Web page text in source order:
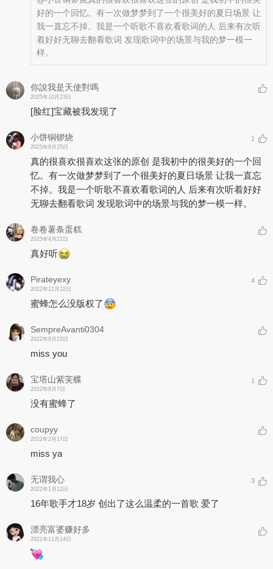
好的一个回忆。有一次做梦梦到了一个很美好的夏日场景 让
我一直忘不掉。我是一个听歌不喜欢看歌词的人 后来有次听
着好好无聊去翻看歌词 发现歌词中的场景与我的梦一模一
样。
你說我是天使對嗎
2025年10月23日
[脸红]宝藏被我发现了
小饼铜锣烧
2025年8月25日
1
真的很喜欢很喜欢这张的原创 是我初中的很美好的一个回
忆。有一次做梦梦到了一个很美好的夏日场景 让我一直忘
不掉。我是一个听歌不喜欢看歌词的人 后来有次听着好好
无聊去翻看歌词 发现歌词中的场景与我的梦一模一样。
卷卷薯条蛋糕
2025年4月22日
真好听
Pirateyexy
2022年12月22日
4
蜜蜂怎么没版权了
SempreAvanti0304
2022年8月23日
miss you
宝塔山紫芙蝶
2022年8月7日
1
没有蜜蜂了
coupyy
2022年2月17日
miss ya
无谓我心
2022年1月12日
3
16年歌手才18岁 创出了这么温柔的一首歌 爱了
漂亮富婆赚好多
2021年11月14日